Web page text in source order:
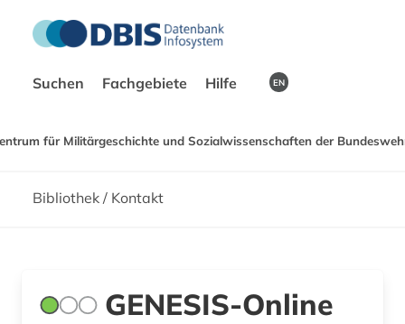
Suchen Fachgebiete Hilfe EN
für Militärgeschichte und Sozialwissenschaften der
Bibliothek / Kontakt
GENESIS-Online